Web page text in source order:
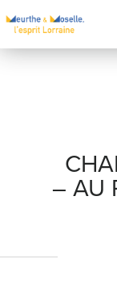
– AU
Nom